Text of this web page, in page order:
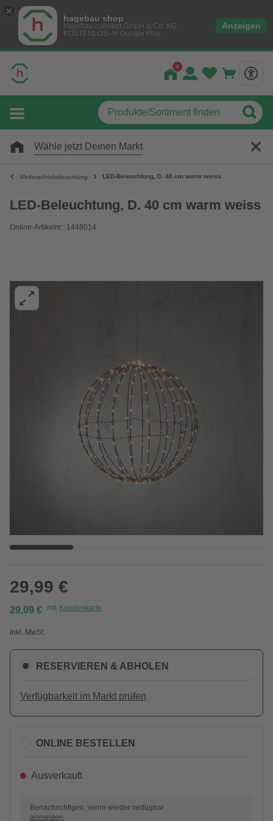
hagebau shop
hagebau connect GmbH & Co. KG
KOSTENLOS- In Google Play
Anzeigen
Wähle jetzt Deinen Markt
Weihnachtsbeleuchtung LED-Beleuchtung, D. 40 cm warm weiss
LED-Beleuchtung, D. 40 cm warm weiss
Online-Artikelnr.: 1448014
29,99 €
29,09 € mit Kundenkarte
Inkl. MwSt.
RESERVIEREN & ABHOLEN
Verfügbarkeit im Markt prüfen
ONLINE BESTELLEN
Ausverkauft
Benachrichtigen, wenn wieder verfügbar
anmelden